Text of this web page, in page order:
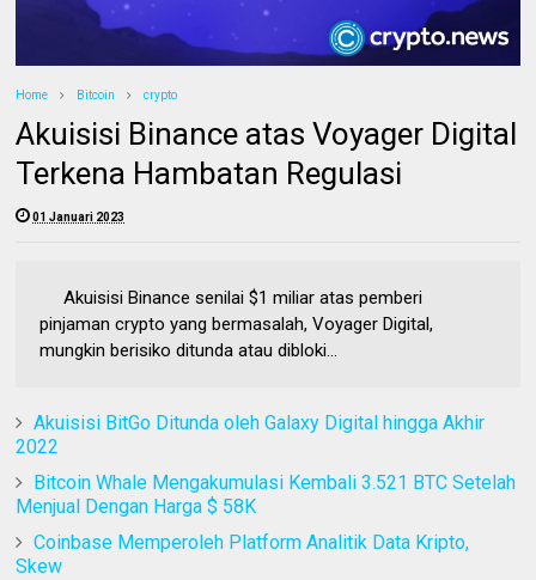
Home Bitcoin crypto
Akuisisi Binance atas Voyager Digital
Terkena Hambatan Regulasi
01 Januari 2023
Akuisisi Binance senilai $1 miliar atas pemberi
pinjaman crypto yang bermasalah, Voyager Digital,
mungkin berisiko ditunda atau dibloki...
Akuisisi BitGo Ditunda oleh Galaxy Digital hingga Akhir
2022
Bitcoin Whale Mengakumulasi Kembali 3.521 BTC Setelah
Menjual Dengan Harga $ 58K
Coinbase Memperoleh Platform Analitik Data Kripto,
Skew